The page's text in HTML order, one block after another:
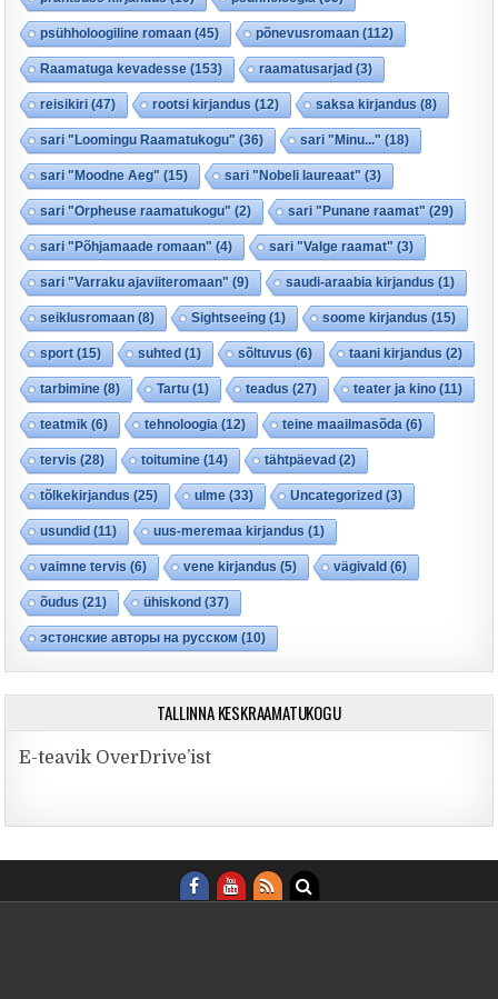
psühholoogiline romaan (45) põnevusromaan (112)
Raamatuga kevadesse (153) raamatusarjad (3)
reisikiri (47) rootsi kirjandus (12) saksa kirjandus (8)
sari "Loomingu Raamatukogu" (36) sari "Minu..." (18)
sari "Moodne Aeg" (15) sari "Nobeli laureaat" (3)
sari "Orpheuse raamatukogu" (2) sari "Punane raamat" (29)
sari "Põhjamaade romaan" (4) sari "Valge raamat" (3)
sari "Varraku ajaviiteromaan" (9) saudi-araabia kirjandus (1)
seiklusromaan (8) Sightseeing (1) soome kirjandus (15)
sport(15) suhted (1) sõltuvus (6) taani kirjandus (2)
tarbimine (8) Tartu (1) teadus (27) teater ja kino (11)
teatmik (6) tehnoloogia (12) teine maailmasõda (6)
tervis (28) toitumine (14) tähtpäevad (2)
tõlkekirjandus (25) ulme (33) Uncategorized (3)
usundid (11) uus-meremaa kirjandus (1)
vaimne tervis (6) vene kirjandus (5) vägivald (6)
õudus (21) ühiskond (37)
эстонские авторы на русском (10)
TALLINNA KESKRAAMATUKOGU
E-teavik OverDrive’ist